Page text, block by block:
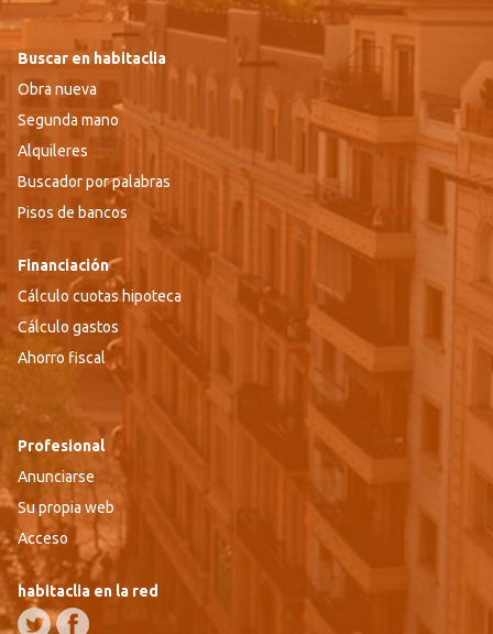
Buscar en habitaclia
Obra nueva
Segunda mano
Alquileres
Buscador por palabras
Pisos de bancos
Financiación
Cálculo cuotas hipoteca
Cálculo gastos
Ahorro fiscal
Profesional
Anunciarse
Su propia web
Acceso
habitaclia en la red